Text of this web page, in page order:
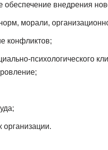
обеспечение внедрения
морали,
конфликтов;
психологического
организации.